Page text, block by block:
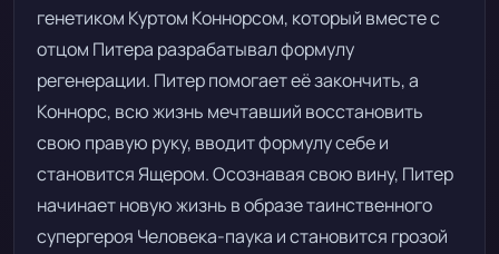
генетиком Куртом Коннорсом, который вместе с
отцом Питера разрабатывал формулу
регенерации. Питер помогает её закончить, а
Коннорс, всю жизнь мечтавший восстановить
свою правую руку, вводит формулу себе и
становится Ящером. Осознавая свою вину, Питер
начинает новую жизнь в образе таинственного
супергероя Человека-паука и становится грозой